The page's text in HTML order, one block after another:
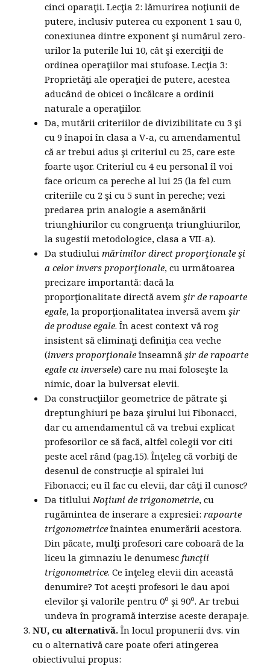
cinci oparaţii. Lecţia 2: lămurirea noţiunii de
putere, inclusiv puterea cu exponent 1 sau 0,
conexiunea dintre exponent şi numărul zero-
urilor la puterile lui 10, cât şi exerciţii de
ordinea operaţiilor mai stufoase. Lecţia 3:
Proprietăţi ale operaţiei de putere, acestea
aducând de obicei o încălcare a ordinii
naturale a operaţiilor.
Da, mutării criteriilor de divizibilitate cu 3 şi
cu 9 înapoi în clasa a V-a, cu amendamentul
că ar trebui adus şi criteriul cu 25, care este
foarte uşor. Criteriul cu 4 eu personal îl voi
face oricum ca pereche al lui 25 (la fel cum
criteriile cu 2 şi cu 5 sunt în pereche; vezi
predarea prin analogie a asemănării
triunghiurilor cu congruenţa triunghiurilor,
la sugestii metodologice, clasa a VII-a).
Da studiuluimărimilor direct proporţionale şi
a celor invers proporţionale, cu următoarea
precizare importantă: dacă la
proporţionalitate directă avemşir de rapoarte
egale, la proporţionalitatea inversă avemşir
de produse egale. În acest context vă rog
insistent să eliminaţi definiţia cea veche
(invers proporţionale înseamnăşir de rapoarte
egale cu inversele) care nu mai foloseşte la
nimic, doar la bulversat elevii.
Da construcţiilor geometrice de pătrate şi
dreptunghiuri pe baza şirului lui Fibonacci,
dar cu amendamentul că va trebui explicat
profesorilor ce să facă, altfel colegii vor citi
peste acel rând (pag.15). Înţeleg că vorbiţi de
desenul de construcţie al spiralei lui
Fibonacci; eu îl fac cu elevii, dar câţi îl cunosc?
Da titluluiNoţiuni de trigonometrie, cu
rugămintea de inserare a expresiei:rapoarte
trigonometrice înaintea enumerării acestora.
Din păcate, mulţi profesori care coboară de la
liceu la gimnaziu le denumescfuncţii
trigonometrice. Ce înţeleg elevii din această
denumire? Tot aceşti profesori le dau apoi
elevilor şi valorile pentru 0o şi 90o. Ar trebui
undeva în programă interzise aceste derapaje.
NU, cu alternativă. În locul propunerii dvs. vin
cu o alternativă care poate oferi atingerea
obiectivului propus: